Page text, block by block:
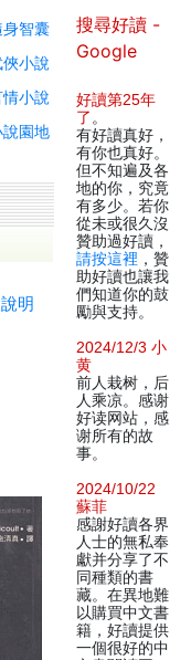
身智囊
俠小說
情小說
說園地
說明
搜尋好讀 -
Google
好讀第25年
了 。
有好讀真好，
有你也真好。
但不知遍及各
地的你，究竟
有多少。若你
從未或很久沒
贊助過好讀，
請按這裡 ，贊
助好讀也讓我
們知道你的鼓
勵與支持。
2024/12/3 小
黄
前人栽树，后
人乘凉。感谢
好读网站，感
谢所有的故
事。
2024/10/22
蘇菲
感謝好讀各界
人士的無私奉
獻并分享了不
同種類的書
藏。在異地難
以購買中文書
籍，好讀提供
一個很好的中